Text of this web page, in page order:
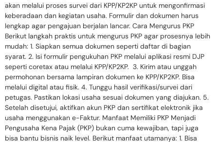
akan melalui proses survei dari KPP/KP2KP untuk mengonfirmasi
keberadaan dan kegiatan usaha. Formulir dan dokumen harus
lengkap agar pengajuan berjalan lancar. Cara Mengurus PKP
Berikut langkah praktis untuk mengurus PKP agar prosesnya lebih
mudah: 1. Siapkan semua dokumen seperti daftar di bagian
syarat. 2. Isi formulir pengukuhan PKP melalui aplikasi resmi DJP
seperti coretax atau melalui KPP/KP2KP. 3. Kirim atau unggah
permohonan bersama lampiran dokumen ke KPP/KP2KP. Bisa
melalui digital atau fisik. 4. Tunggu hasil verifikasi/survei dari
petugas. Pastikan lokasi usaha sesuai dokumen yang diajukan. 5.
Setelah disetujui, aktifkan akun PKP dan sertifikat elektronik jika
usaha menggunakan e-Faktur. Manfaat Memiliki PKP Menjadi
Pengusaha Kena Pajak (PKP) bukan cuma kewajiban, tapi juga
bisa bantu bisnis naik level. Berikut manfaat utamanya: 1. Bisa